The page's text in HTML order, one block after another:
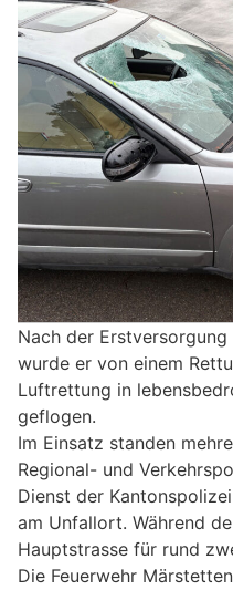
Nach der
wurde er von einem
Luftrettung in
geflogen.
Im Einsatz standen
Regional- und
Dienst der
am Unfallort. Während
Hauptstrasse für rund
Die Feuerwehr